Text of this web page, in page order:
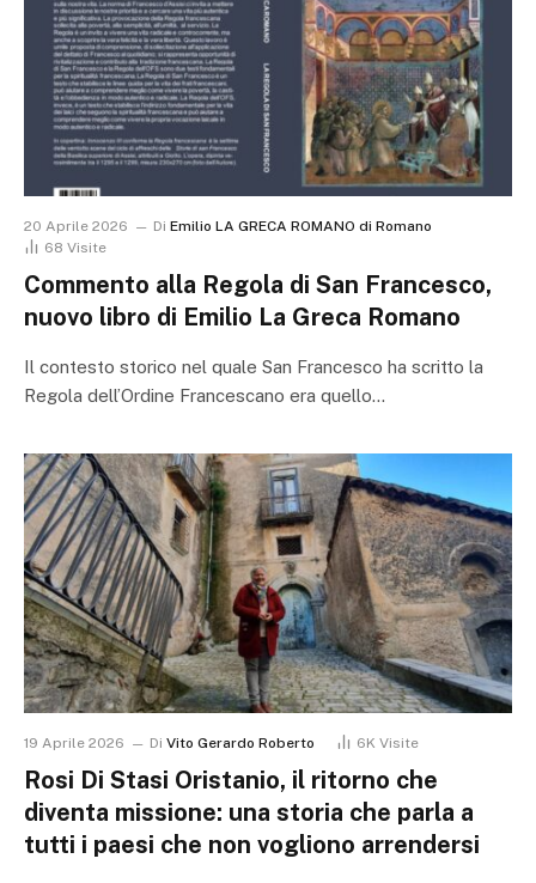
20 Aprile 2026 Di Emilio LA GRECA ROMANO di Romano
68 Visite
Commento alla Regola di San Francesco,
nuovo libro di Emilio La Greca Romano
Il contesto storico nel quale San Francesco ha scritto la
Regola dell’Ordine Francescano era quello…
19 Aprile 2026 Di Vito Gerardo Roberto 6K Visite
Rosi Di Stasi Oristanio, il ritorno che
diventa missione: una storia che parla a
tutti i paesi che non vogliono arrendersi